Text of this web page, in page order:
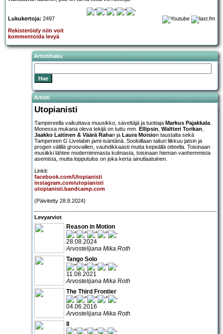
Lukukertoja: 2497
Rekisteröidy niin voit
kommentoida levyä
Artistihaku
Artisti
Utopianisti
Tampereella vaikuttava muusikko, säveltäjä ja tuottaja Markus Pajakkala
Monessa mukana oleva tekijä on tuttu mm. Ellipsin Waltteri Torikan
Jaakko Laitinen & Väärä Rahan ja Laura Moision taustalta sekä
Tampereen G Livelabin jami-isäntänä. Sooloillaan taituri liikkuu jatsin ja
progen välillä groovaillen, vauhdikkaasti mutta kepeällä otteella. Toisinaan
musiikki lähtee modernimmasta kulmasta, toisinaan hieman vanhemmista
asemista, mutta lopputulos on joka kerta ainutlaatuinen.
Linkit:
facebook.com/Utopianisti
instagram.com/utopianisti
utopianisti.bandcamp.com
(Päivitetty 28.8.2024)
Levyarviot
Reason in Motion
28.08.2024
Arvostelijana Mika Roth
Tango Solo
11.08.2021
Arvostelijana Mika Roth
The Third Frontier
04.06.2016
Arvostelijana Mika Roth
II